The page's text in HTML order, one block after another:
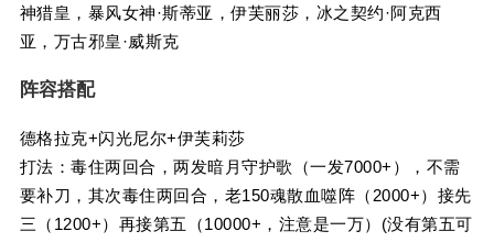
神猎皇，暴风女神·斯蒂亚，伊芙丽莎，冰之契约·阿克西
亚，万古邪皇·威斯克
阵容搭配
德格拉克+闪光尼尔+伊芙莉莎
打法：毒住两回合，两发暗月守护歌（一发7000+），不需
要补刀，其次毒住两回合，老150魂散血噬阵（2000+）接先
三（1200+）再接第五（10000+，注意是一万）(没有第五可